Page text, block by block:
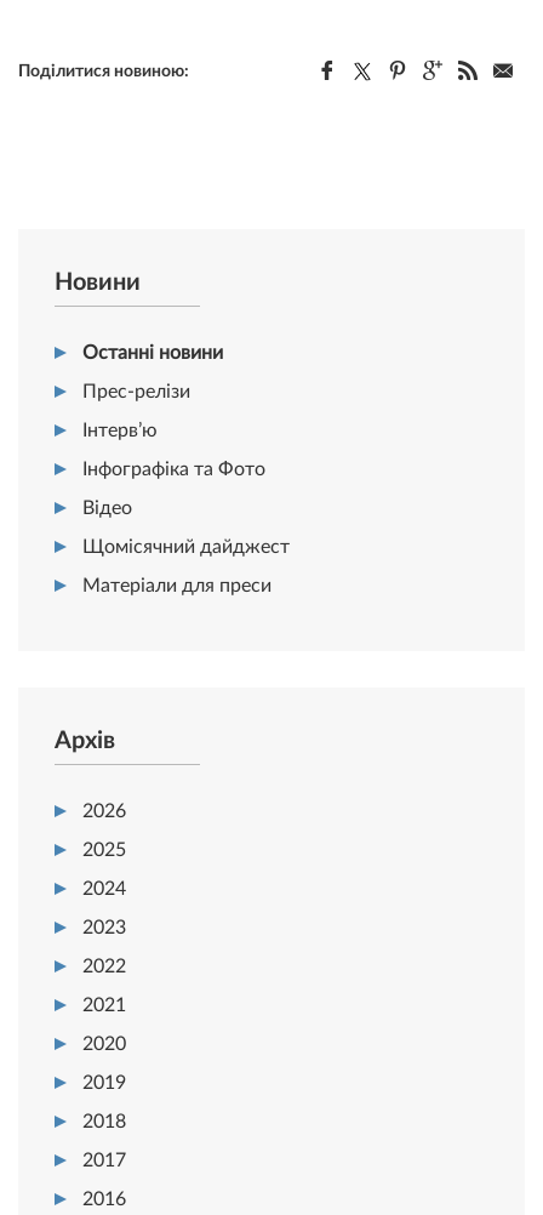
Поділитися новиною:
Новини
Останні новини
Прес-релізи
Інтерв’ю
Інфографіка та Фото
Відео
Щомісячний дайджест
Матеріали для преси
Архів
2026
2025
2024
2023
2022
2021
2020
2019
2018
2017
2016